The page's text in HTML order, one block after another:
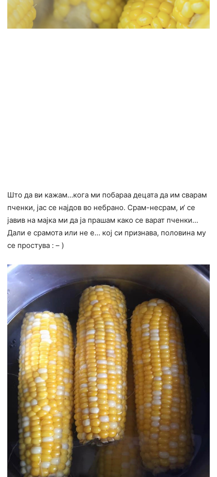
Што да ви кажам…кога ми побараа децата да им сварам
пченки, јас се најдов во небрано. Срам-несрам, и‘ се
јавив на мајка ми да ја прашам како се варат пченки…
Дали е срамота или не е… кој си признава, половина му
се простува : – )